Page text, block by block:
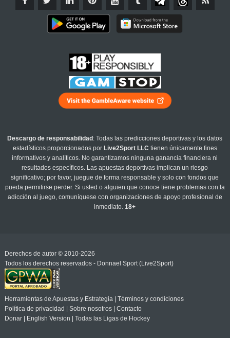
Descargo de responsabilidad : Todas las predicciones deportivas y los datos
estadísticos proporcionados por Live2Sport LLC tienen únicamente fines
informativos y analíticos. No garantizamos ninguna ganancia financiera ni
resultados específicos. Las apuestas deportivas implican un riesgo
significativo; por favor, juegue de forma responsable y solo con fondos que
pueda permitirse perder. Si usted o alguien que conoce tiene problemas con la
adicción al juego, comuníquese con organizaciones de apoyo profesional de
inmediato.18+
Derechos de autor © 2010-2026
Todos los derechos reservados - Donnael Sport (Live2Sport)
Herramientas de Apuestas y Estrategia| Términos y condiciones
Política de privacidad
Sobre nosotros| Contacto
Donar| English Version Todas las Ligas de Hockey